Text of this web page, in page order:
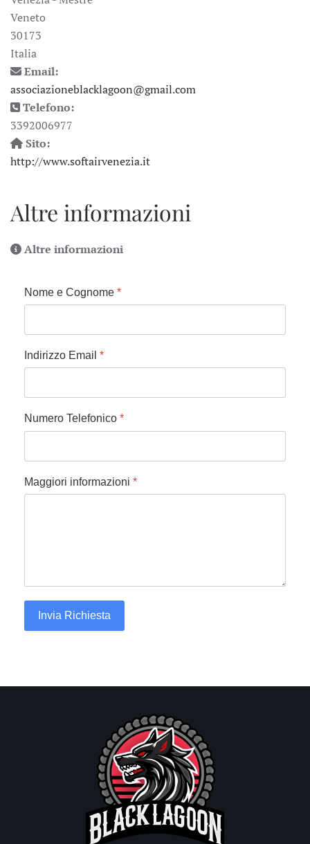
Veneto
30173
Italia
Email:
associazioneblacklagoon@gmail.com
Telefono:
3392006977
Sito:
http://www.softairvenezia.it
Altre informazioni
Altre informazioni
Nome e Cognome *
Indirizzo Email *
Numero Telefonico *
Maggiori informazioni *
Invia Richiesta